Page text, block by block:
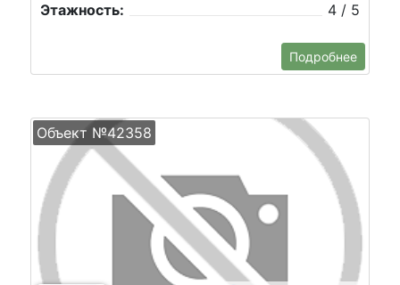
Этажность:
4 / 5
Подробнее
Объект №42358